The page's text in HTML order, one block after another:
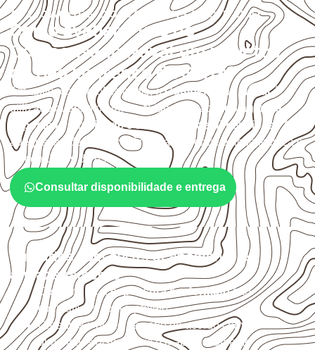
APLICAÇÕES DO COMPENSADO NAVAL
Como avaliar o uso do
Compensado Naval em projetos
de São Lourenço da Serra?
Em aplicações profissionais, oCompensado Navalé
utilizado quando o projeto exige atenção à colagem, à
exposição à umidade e à estabilidade dimensional . A
adequação deve ser confirmada conforme a ficha técnica e
as condições de uso.
Consultar disponibilidade e entrega
Cuidados com corte, acabamento e
armazenamento
Confirme se aespessura e o formatosão
compatíveis com o projeto.
Organize o plano de corte de acordo com as
dimensões disponíveis e o aproveitamento